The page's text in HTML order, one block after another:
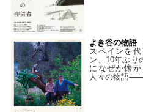
よき谷の物語
スペインを
ン、10年ぶり
になぜか懐
人々の物語